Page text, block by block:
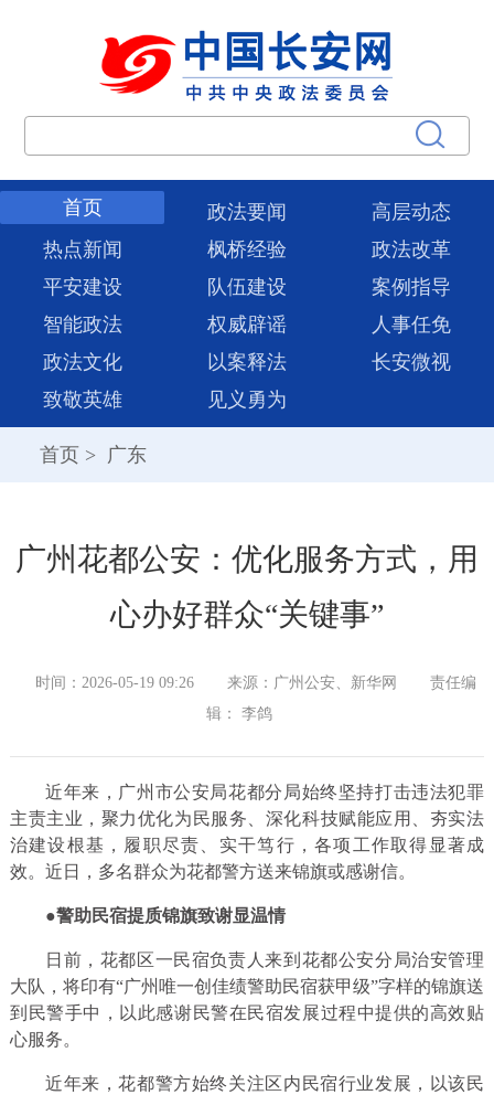
首页 政法要闻
高层动态
热点新闻
枫桥经验
政法改革
平安建设
队伍建设
案例指导
智能政法
权威辟谣
人事任免
政法文化
以案释法
长安微视
致敬英雄
见义勇为
首页 > 广东
广州花都公安：优化服务方式，用
心办好群众“关键事”
时间：2026-05-19 09:26 来源：广州公安、新华网
责任编
辑： 李鸽
近年来，广州市公安局花都分局始终坚持打击违法犯罪
主责主业，聚力优化为民服务、深化科技赋能应用、夯实法
治建设根基，履职尽责、实干笃行，各项工作取得显著成
效。近日，多名群众为花都警方送来锦旗或感谢信。
●警助民宿提质锦旗致谢显温情
日前，花都区一民宿负责人来到花都公安分局治安管理
大队，将印有“广州唯一创佳绩警助民宿获甲级”字样的锦旗送
到民警手中，以此感谢民警在民宿发展过程中提供的高效贴
心服务。
近年来，花都警方始终关注区内民宿行业发展，以该民